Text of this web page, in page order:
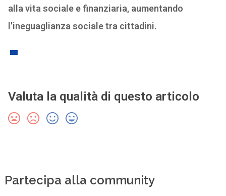
alla vita sociale e finanziaria, aumentando
l’ineguaglianza sociale tra cittadini.
Valuta la qualità di questo articolo
Partecipa alla community